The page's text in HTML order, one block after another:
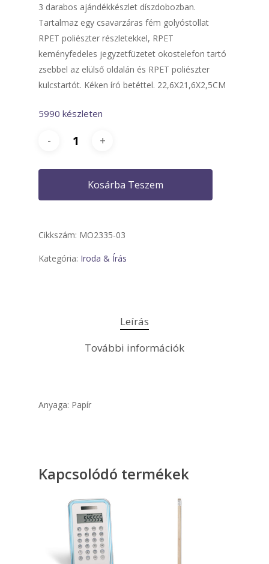
3 darabos ajándékkészlet díszdobozban.
Tartalmaz egy csavarzáras fém golyóstollat
RPET poliészter részletekkel, RPET
keményfedeles jegyzetfüzetet okostelefon tartó
zsebbel az elülső oldalán és RPET poliészter
kulcstartót. Kéken író betéttel. 22,6X21,6X2,5CM
5990 készleten
Kosárba Teszem
Cikkszám: MO2335-03
Kategória: Iroda & Írás
Leírás
További információk
Anyaga: Papír
Kapcsolódó termékek